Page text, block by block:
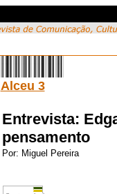
Alceu 3
Entrevista:
pensamento
Por: Miguel Pereira